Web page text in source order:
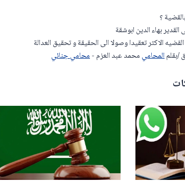
؟
بهاء الدين ابوشقة
الاكثر تعقيدا وصولا الى الحقيقة و تحقيق العدالة
/بقلمالمحاميمحمد عبد العزم -محامي جنائي